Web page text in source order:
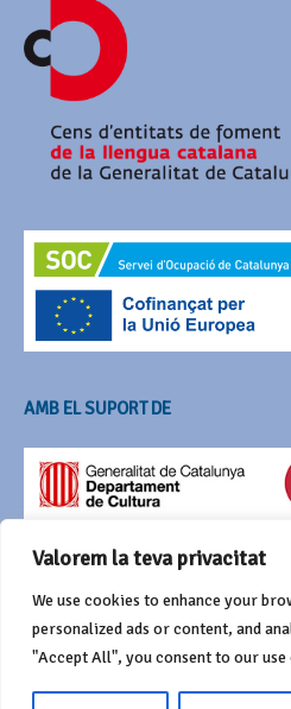
Valorem la teva privacitat
We use cookies to enhance your
personalized ads or content, and
"Accept All", you consent to our
AMB EL SUPORT DE